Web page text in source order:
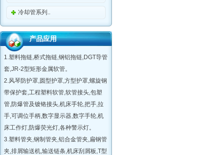
冷却管系列..
产品应用
1.塑料拖链,桥式拖链,钢铝拖链,DGT导管
套,JR-2型矩形金属软管。
2.风琴防护罩,圆型护罩,方型护罩,螺旋钢
带保护套,工程塑料软管,软管接头,包塑
管,防爆管及镀铬接头,机床手轮,把手,拉
手,可调位手柄,数字显示器,数字手轮,机
床工作灯,防爆荧光灯,各种警示灯。
3.塑料管夹,钢制管夹,铝合金管夹,扁钢管
夹,排屑输送机,输送链条,机床刮屑板,T型